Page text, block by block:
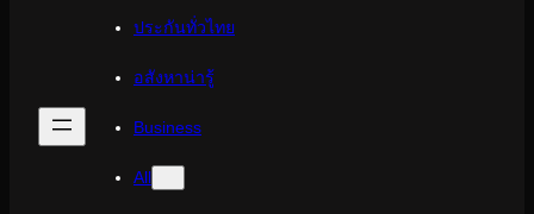
ประกันทั่วไทย
อสังหาน่ารู้
Business
All